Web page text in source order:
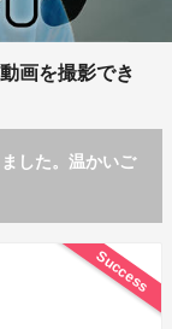
画を撮影でき
した。温かいご
Success